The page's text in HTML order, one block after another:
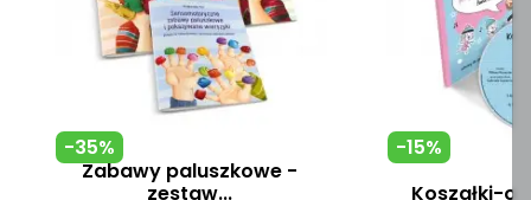
Zabawy paluszkowe -
zestaw...
-35%
Koszałki-
-15%